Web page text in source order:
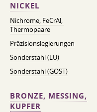
NICKEL
Nichrome, FeСrAl, ​​
Thermopaare
Präzisionslegierungen
Sonderstahl (EU)
Sonderstahl (GOST)
BRONZE, MESSING,
KUPFER